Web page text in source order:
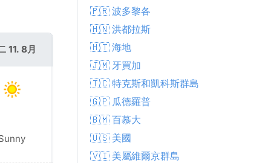
11. 8月 週三 12. 8月
Patchy rain
nearby
🇵🇷 波多黎各
🇭🇳 洪都拉斯
🇭🇹 海地
🇯🇲 牙買加
🇹🇨 特克斯和凱科斯群島
🇬🇵 瓜德羅普
🇧🇲 百慕大
🇺🇸 美國
🇻🇮 美屬維爾京群島